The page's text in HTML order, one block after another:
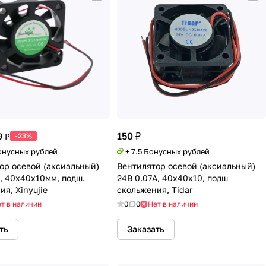
₽ -23%
рублей
осевой (аксиальный)
40х40х10мм, подш.
Xinyujie
в наличии
150 ₽
+ 7.5 Бонусных рублей
Вентилятор осевой (аксиальный)
24В 0.07А, 40х40х10, подш
скольжения, Tidar
0 0 Нет в наличии
Заказать